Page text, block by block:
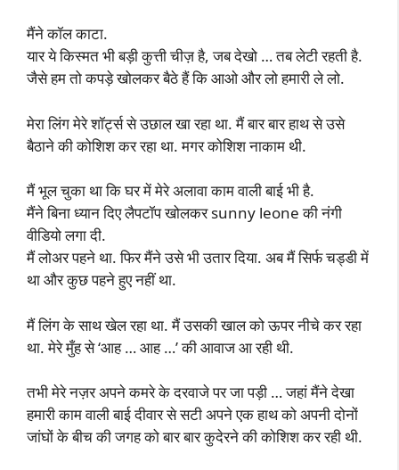
मैंने कॉल काटा.
यार ये किस्मत भी बड़ी कुत्ती चीज़ है, जब देखो … तब लेटी रहती है.
जैसे हम तो कपड़े खोलकर बैठे हैं कि आओ और लो हमारी ले लो.
मेरा लिंग मेरे शॉर्ट्स से उछाल खा रहा था. मैं बार बार हाथ से उसे
बैठाने की कोशिश कर रहा था. मगर कोशिश नाकाम थी.
मैं भूल चुका था कि घर में मेरे अलावा काम वाली बाई भी है.
मैंने बिना ध्यान दिए लैपटॉप खोलकर sunny leone की नंगी
वीडियो लगा दी.
मैं लोअर पहने था. फिर मैंने उसे भी उतार दिया. अब मैं सिर्फ चड्डी में
था और कुछ पहने हुए नहीं था.
मैं लिंग के साथ खेल रहा था. मैं उसकी खाल को ऊपर नीचे कर रहा
था. मेरे मुँह से ‘आह … आह …’ की आवाज आ रही थी.
तभी मेरे नज़र अपने कमरे के दरवाजे पर जा पड़ी … जहां मैंने देखा
हमारी काम वाली बाई दीवार से सटी अपने एक हाथ को अपनी दोनों
जांघों के बीच की जगह को बार बार कुदेरने की कोशिश कर रही थी.